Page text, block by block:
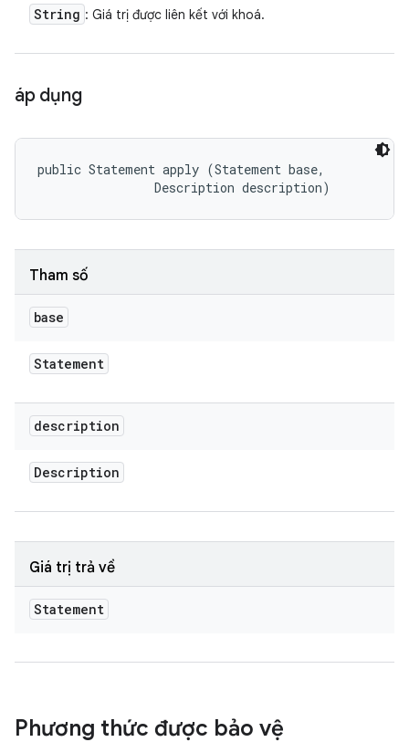
String : Giá trị được liên kết với khoá.
áp dụng
public Statement apply (Statement base,
                Description description)
Tham số
base
Statement
description
Description
Giá trị trả về
Statement
Phương thức được bảo vệ